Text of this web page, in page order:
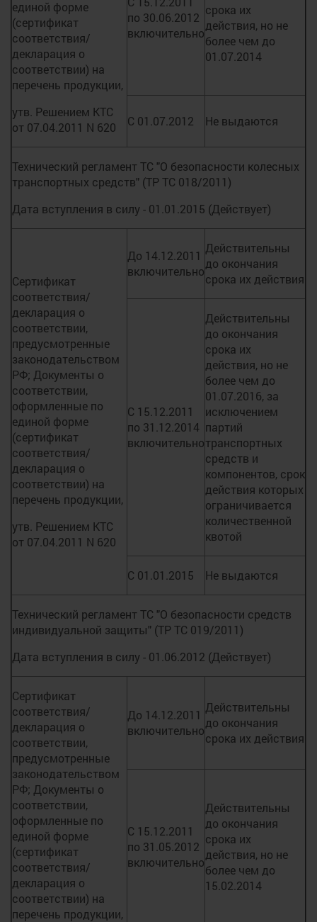
единой форме
(сертификат
соответствия/
декларация о
соответствии) на
перечень продукции,
утв. Решением КТС
от 07.04.2011 N 620
по 30.06.2012
включительно
срока их
действия, но не
более чем до
01.07.2014
С 01.07.2012 Не выдаются
Технический регламент ТС "О безопасности колесных
транспортных средств" (ТР ТС 018/2011)
Дата вступления в силу - 01.01.2015 (Действует)
Сертификат
соответствия/
декларация о
соответствии,
предусмотренные
законодательством
РФ; Документы о
соответствии,
оформленные по
единой форме
(сертификат
соответствия/
декларация о
соответствии) на
перечень продукции,
утв. Решением КТС
от 07.04.2011 N 620
До 14.12.2011
включительно
Действительны
до окончания
срока их действия
С 15.12.2011
по 31.12.2014
включительно
Действительны
до окончания
срока их
действия, но не
более чем до
01.07.2016, за
исключением
партий
транспортных
средств и
компонентов, срок
действия которых
ограничивается
количественной
квотой
С 01.01.2015 Не выдаются
Технический регламент ТС "О безопасности средств
индивидуальной защиты" (ТР ТС 019/2011)
Дата вступления в силу - 01.06.2012 (Действует)
Сертификат
соответствия/
декларация о
соответствии,
предусмотренные
законодательством
РФ; Документы о
соответствии,
оформленные по
единой форме
(сертификат
соответствия/
декларация о
соответствии) на
перечень продукции,
До 14.12.2011
включительно
Действительны
до окончания
срока их действия
С 15.12.2011
по 31.05.2012
включительно
Действительны
до окончания
срока их
действия, но не
более чем до
15.02.2014